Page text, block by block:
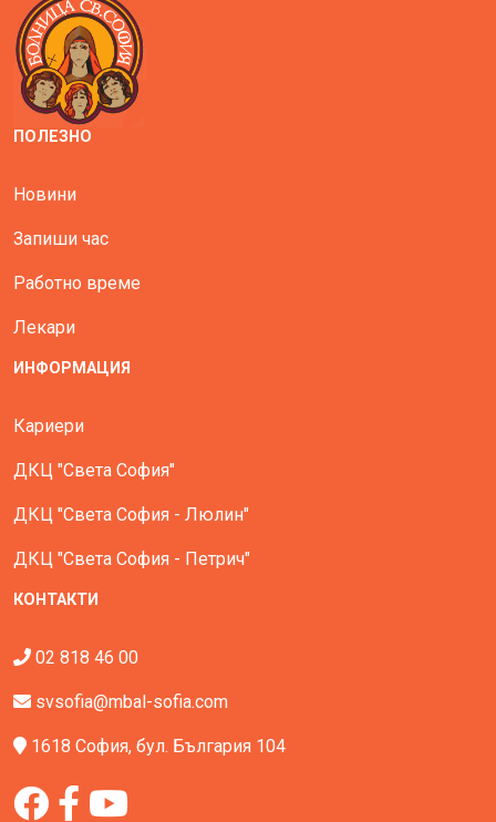
ПОЛЕЗНО
Новини
Запиши час
Работно време
Лекари
ИНФОРМАЦИЯ
Кариери
ДКЦ "Света София"
ДКЦ "Света София - Люлин"
ДКЦ "Света София - Петрич"
КОНТАКТИ
02 818 46 00
svsofia@mbal-sofia.com
1618 София, бул. България 104